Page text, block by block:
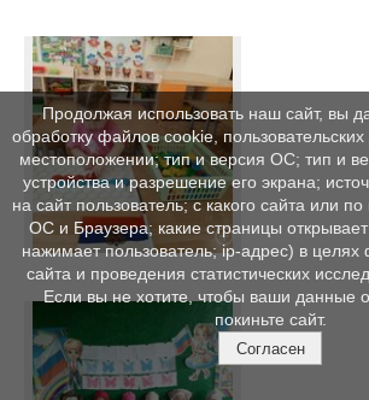
Продолжая использовать наш сайт, вы
обработку файлов cookie,
местоположении; тип и версия ОС; тип и
устройства и разрешение его экрана;
на сайт пользователь; с какого сайта или
ОС и Браузера; какие страницы
нажимает пользователь; ip-адрес) в целях
сайта и проведения статистических
Если вы не хотите, чтобы ваши данные
покиньте сайт.
Согласен